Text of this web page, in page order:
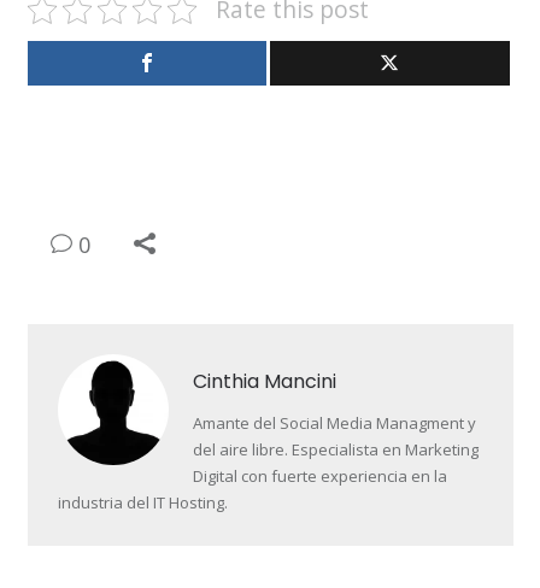
Rate this post
0
Cinthia Mancini
Amante del Social Media Managment y
del aire libre. Especialista en Marketing
Digital con fuerte experiencia en la
industria del IT Hosting.